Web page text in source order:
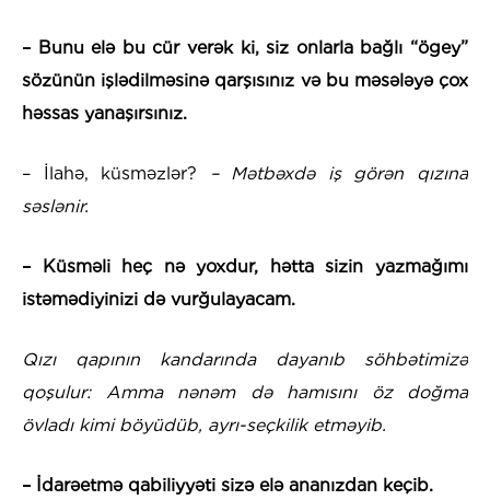
– Bunu elə bu cür verək ki, siz onlarla bağlı “ögey”
sözünün işlədilməsinə qarşısınız və bu məsələyə çox
həssas yanaşırsınız.
– İlahə, küsməzlər?
– Mətbəxdə iş görən qızına
səslənir.
– Küsməli heç nə yoxdur, hətta sizin yazmağımı
istəmədiyinizi də vurğulayacam.
Qızı qapının kandarında dayanıb söhbətimizə
qoşulur: Amma nənəm də hamısını öz doğma
övladı kimi böyüdüb, ayrı-seçkilik etməyib.
– İdarəetmə qabiliyyəti sizə elə ananızdan keçib.